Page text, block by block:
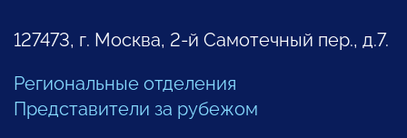
127473, г. Москва, 2-й Самотечный пер., д.7.
Региональные отделения
Представители за рубежом